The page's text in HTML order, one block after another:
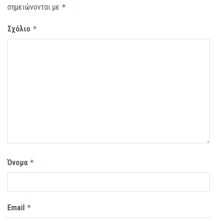
σημειώνονται με *
Σχόλιο *
Όνομα *
Email *